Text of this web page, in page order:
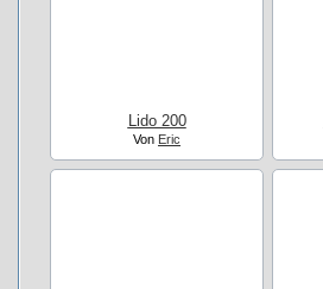
Lido 200
Von Eric